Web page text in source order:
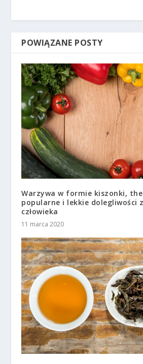
POWIĄZANE POSTY
Warzywa w formie kiszonki,
popularne i lekkie dolegliwości
człowieka
11 marca 2020